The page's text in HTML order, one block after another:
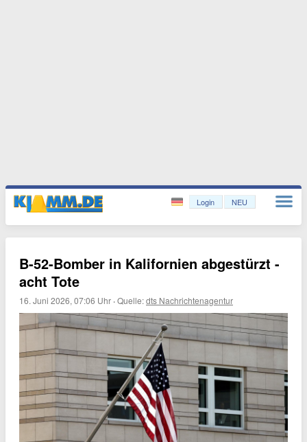
Login NEU
B-52-Bomber in Kalifornien abgestürzt -
acht Tote
16. Juni 2026, 07:06 Uhr ·Quelle:dts Nachrichtenagentur